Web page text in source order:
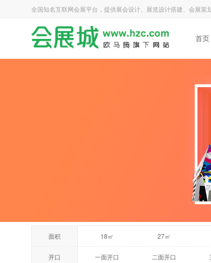
全国知名互联网会展平台，提供展会设计、展览设计搭建、会展策
首页
面积 18㎡ 27㎡
开口 一面开口 二面开口